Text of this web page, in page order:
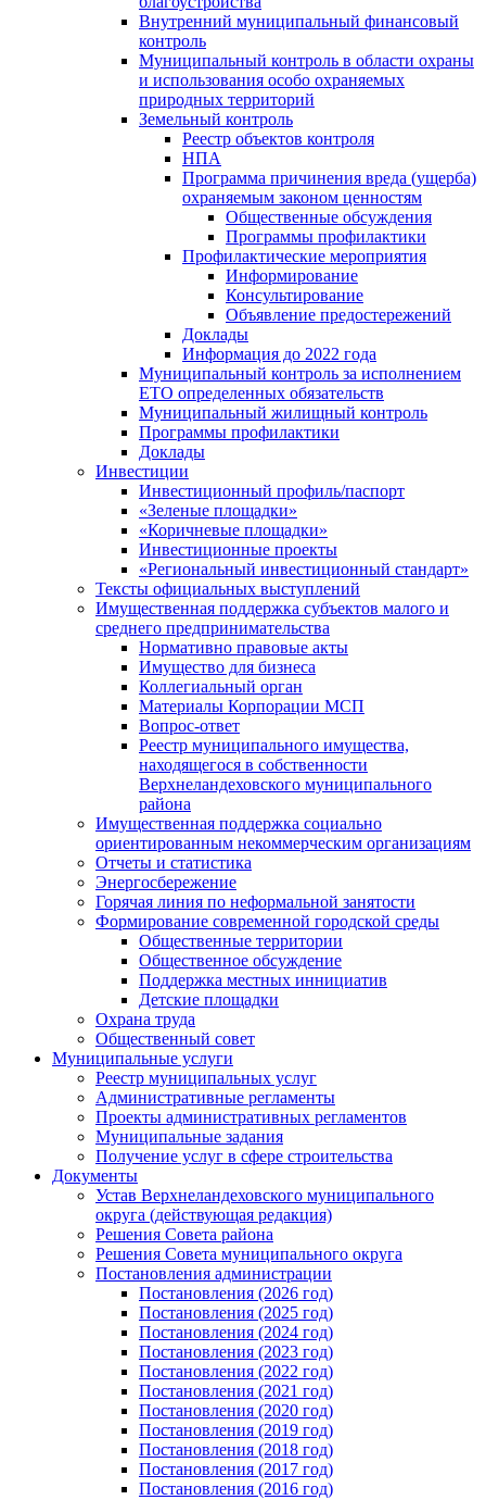
Внутренний муниципальный финансовый
контроль
Муниципальный контроль в области охраны
и использования особо охраняемых
природных территорий
Земельный контроль
Реестр объектов контроля
НПА
Программа причинения вреда (ущерба)
охраняемым законом ценностям
Общественные обсуждения
Программы профилактики
Профилактические мероприятия
Информирование
Консультирование
Объявление предостережений
Доклады
Информация до 2022 года
Муниципальный контроль за исполнением
ЕТО определенных обязательств
Муниципальный жилищный контроль
Программы профилактики
Доклады
Инвестиции
Инвестиционный профиль/паспорт
«Зеленые площадки»
«Коричневые площадки»
Инвестиционные проекты
«Региональный инвестиционный стандарт»
Тексты официальных выступлений
Имущественная поддержка субъектов малого и
среднего предпринимательства
Нормативно правовые акты
Имущество для бизнеса
Коллегиальный орган
Материалы Корпорации МСП
Вопрос-ответ
Реестр муниципального имущества,
находящегося в собственности
Верхнеландеховского муниципального
района
Имущественная поддержка социально
ориентированным некоммерческим организациям
Отчеты и статистика
Энергосбережение
Горячая линия по неформальной занятости
Формирование современной городской среды
Общественные территории
Общественное обсуждение
Поддержка местных иннициатив
Детские площадки
Охрана труда
Общественный совет
Муниципальные услуги
Реестр муниципальных услуг
Административные регламенты
Проекты административных регламентов
Муниципальные задания
Получение услуг в сфере строительства
Документы
Устав Верхнеландеховского муниципального
округа (действующая редакция)
Решения Совета района
Решения Совета муниципального округа
Постановления администрации
Постановления (2026 год)
Постановления (2025 год)
Постановления (2024 год)
Постановления (2023 год)
Постановления (2022 год)
Постановления (2021 год)
Постановления (2020 год)
Постановления (2019 год)
Постановления (2018 год)
Постановления (2017 год)
Постановления (2016 год)